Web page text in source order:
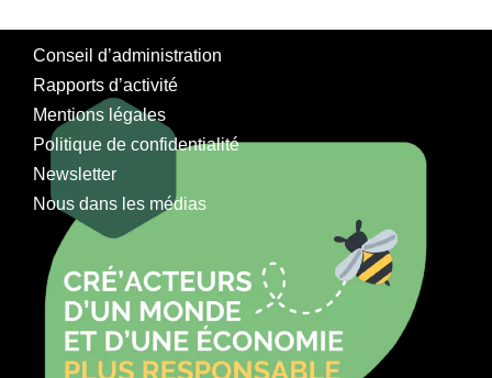
Conseil d’administration
Rapports d’activité
Mentions légales
Politique de confidentialité
Newsletter
Nous dans les médias